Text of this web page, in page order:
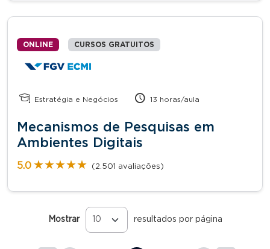
ONLINE CURSOS GRATUITOS
Estratégia e Negócios 13 horas/aula
Mecanismos de Pesquisas em
Ambientes Digitais
5.0 ★★★★★
★★★★★ (2.501 avaliações)
Mostrar resultados por página